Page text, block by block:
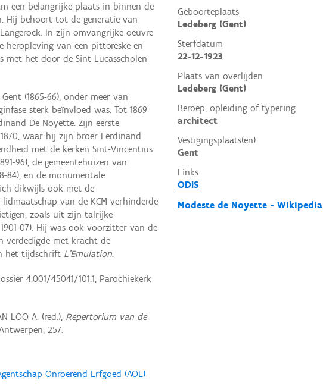
Geboorteplaats
Ledeberg (Gent)
Sterfdatum
22-12-1923
Plaats van overlijden
Ledeberg (Gent)
Beroep, opleiding of typering
architect
Vestigingsplaats(en)
Gent
Links
ODIS
Modeste de Noyette - Wikipedia
een belangrijke plaats in binnen de
Hij behoort tot de generatie van
In zijn omvangrijke oeuvre
heropleving van een pittoreske en
het door de Sint-Lucasscholen
(1865-66), onder meer van
sterk beïnvloed was. Tot 1869
De Noyette. Zijn eerste
waar hij zijn broer Ferdinand
met de kerken Sint-Vincentius
96), de gemeentehuizen van
84), en de monumentale
dikwijls ook met de
van de KCM verhinderde
zoals uit zijn talrijke
07). Hij was ook voorzitter van de
verdedigde met kracht de
het tijdschrift L'Emulation.
4.001/45041/101.1, Parochiekerk
LOO A. (red.), Repertorium van de
257.
Onroerend Erfgoed (AOE)